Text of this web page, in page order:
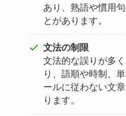
あり、熟語や慣用
とがあります。
文法の制限
文法的な誤りが多
り、語順や時制、
ールに従わない文
ります。